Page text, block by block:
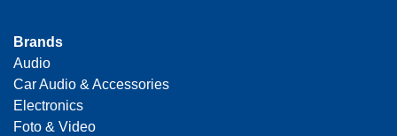
Brands
Audio
Car Audio & Accessories
Electronics
Foto & Video